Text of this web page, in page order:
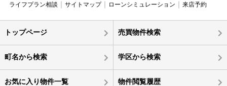
ライフプラン相談
サイトマップ ローンシミュレーション 来店予約
トップページ 売買物件検索
町名から検索 学区から検索
お気に入り物件一覧 物件閲覧履歴